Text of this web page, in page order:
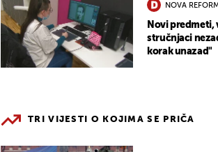
NOVA
Novi predmeti,
stručnjaci
korak unazad"
TRI VIJESTI O KOJIMA SE PRIČA